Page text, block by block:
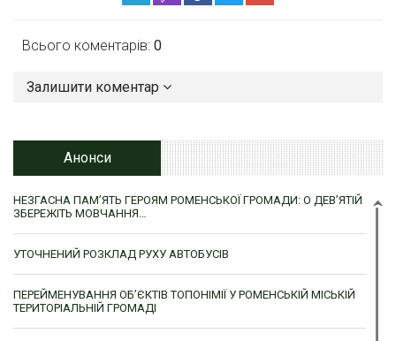
Всього коментарів: 0
Залишити коментар
Анонси
НЕЗГАСНА ПАМ’ЯТЬ ГЕРОЯМ РОМЕНСЬКОЇ ГРОМАДИ: О ДЕВ’ЯТІЙ
ЗБЕРЕЖІТЬ МОВЧАННЯ…
УТОЧНЕНИЙ РОЗКЛАД РУХУ АВТОБУСІВ
ПЕРЕЙМЕНУВАННЯ ОБ’ЄКТІВ ТОПОНІМІЇ У РОМЕНСЬКІЙ МІСЬКІЙ
ТЕРИТОРІАЛЬНІЙ ГРОМАДІ